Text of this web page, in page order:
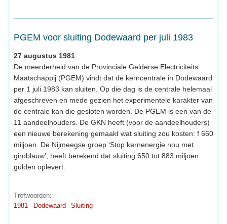
PGEM voor sluiting Dodewaard per juli 1983
27 augustus 1981
De meerderheid van de Provinciale Gelderse Electriciteits
Maatschappij (PGEM) vindt dat de kerncentrale in Dodewaard
per 1 juli 1983 kan sluiten. Op die dag is de centrale helemaal
afgeschreven en mede gezien het experimentele karakter van
de centrale kan die gesloten worden. De PGEM is een van de
11 aandeelhouders. De GKN heeft (voor de aandeelhouders)
een nieuwe berekening gemaakt wat sluiting zou kosten: f 660
miljoen. De Nijmeegse groep ‘Stop kernenergie nou met
giroblauw’, heeft berekend dat sluiting 650 tot 883 miljoen
gulden oplevert.
Trefwoorden:
1981
Dodewaard Sluiting